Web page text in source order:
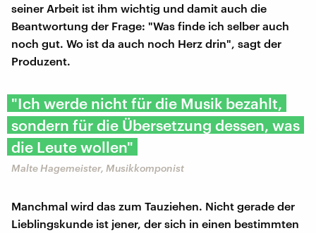
seiner Arbeit ist ihm wichtig und damit auch die
Beantwortung der Frage: "Was finde ich selber auch
noch gut. Wo ist da auch noch Herz drin", sagt der
Produzent.
"Ich werde nicht für die Musik bezahlt,
sondern für die Übersetzung dessen, was
die Leute wollen"
Malte Hagemeister, Musikkomponist
Manchmal wird das zum Tauziehen. Nicht gerade der
Lieblingskunde ist jener, der sich in einen bestimmten